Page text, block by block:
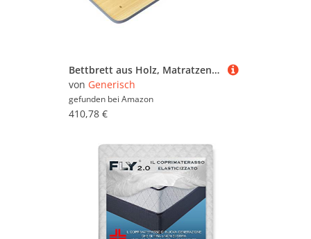
Bettbrett aus Holz, Matratzenschoner mit abnehmbarem Stoffbezug und weichem Polster zur Unterstützung der Wirbelsäule, ideal für Sofas und Betten
von Generisch
gefunden bei Amazon
410,78 €